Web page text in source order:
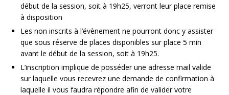
début de la session, soit à 19h25, verront leur place remise
à disposition
Les non inscrits à l’évènement ne pourront donc y assister
que sous réserve de places disponibles sur place 5 min
avant le début de la session, soit à 19h25.
L’inscription implique de posséder une adresse mail valide
sur laquelle vous recevrez une demande de confirmation à
laquelle il vous faudra répondre afin de valider votre